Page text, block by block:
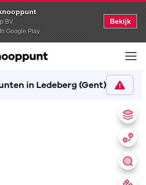
BV
Google Play
Bekijk
in Ledeberg (Gent)